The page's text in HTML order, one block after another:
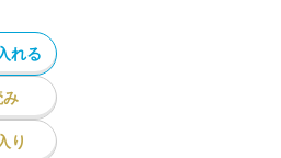
れる
み
り